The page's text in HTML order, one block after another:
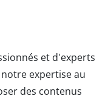
et d'experts
expertise au
des contenus